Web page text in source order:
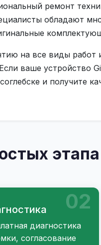
ремонт
обладают
на все виды работ
ваше устройство
и получите
02
диагностика
согласование